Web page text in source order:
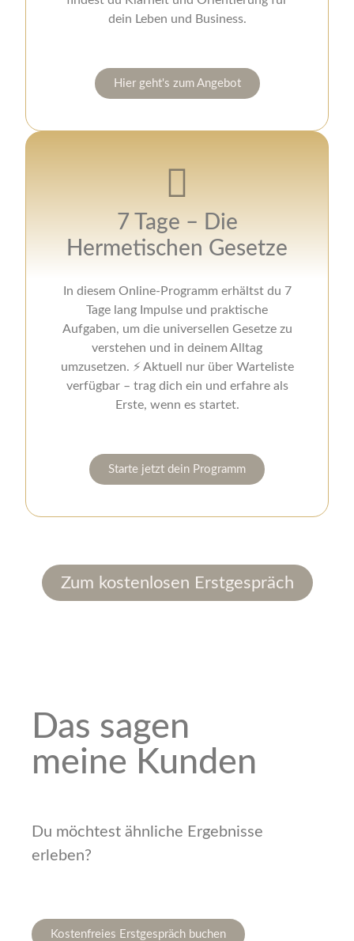
dein Leben und Business.
Hier geht's zum Angebot
7 Tage – Die
Hermetischen Gesetze
In diesem Online-Programm erhältst du 7
Tage lang Impulse und praktische
Aufgaben, um die universellen Gesetze zu
verstehen und in deinem Alltag
umzusetzen. ⚡ Aktuell nur über Warteliste
verfügbar – trag dich ein und erfahre als
Erste, wenn es startet.
Starte jetzt dein Programm
Zum kostenlosen Erstgespräch
Das sagen
meine Kunden
Du möchtest ähnliche Ergebnisse
erleben?
Kostenfreies Erstgespräch buchen